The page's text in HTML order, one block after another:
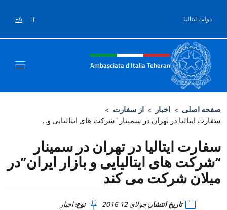
دولت ایتالیا IT
FA
Header, social and menu of site
Ambasciata d'Italia Teheran
صفحه اصلی > اخبار > از سفارت >
سفارت ایتالیا در تهران در سمینار “شرکت های ایتالیایی و...
سفارت ایتالیا در تهران در سمینار
“شرکت های ایتالیایی و بازار ایران”در
میلان شرکت می کند
تاریخ انتشار:جولای 12 2016 نوع:اخبار